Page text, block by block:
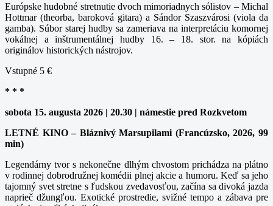
Európske hudobné stretnutie dvoch mimoriadnych sólistov – Michal
Hottmar (theorba, baroková gitara) a Sándor Szaszvárosi (viola da
gamba). Súbor starej hudby sa zameriava na interpretáciu komornej
vokálnej a inštrumentálnej hudby 16. – 18. stor. na kópiách
originálov historických nástrojov.
Vstupné 5 €
* * *
sobota 15. augusta 2026 | 20.30 | námestie pred Rozkvetom
LETNÉ KINO – Bláznivý Marsupilami (Francúzsko, 2026, 99
min)
Legendárny tvor s nekonečne dlhým chvostom prichádza na plátno
v rodinnej dobrodružnej komédii plnej akcie a humoru. Keď sa jeho
tajomný svet stretne s ľudskou zvedavosťou, začína sa divoká jazda
naprieč džungľou. Exotické prostredie, svižné tempo a zábava pre